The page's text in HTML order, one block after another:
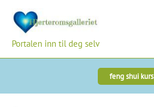
innholdet
Portalen inn til deg selv
feng shui kurs